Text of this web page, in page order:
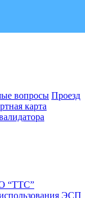
вопросы Проезд
карта
“ТТС”
ЭСП